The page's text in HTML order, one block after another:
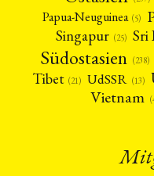
Papua-Neuguinea (5)
Singapur (25) Sri
Südostasien (238)
Tibet (21) UdSSR (13)
Vietnam